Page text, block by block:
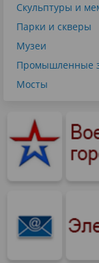
Скульптуры и
Парки и скверы
Музеи
Промышленные
Мосты